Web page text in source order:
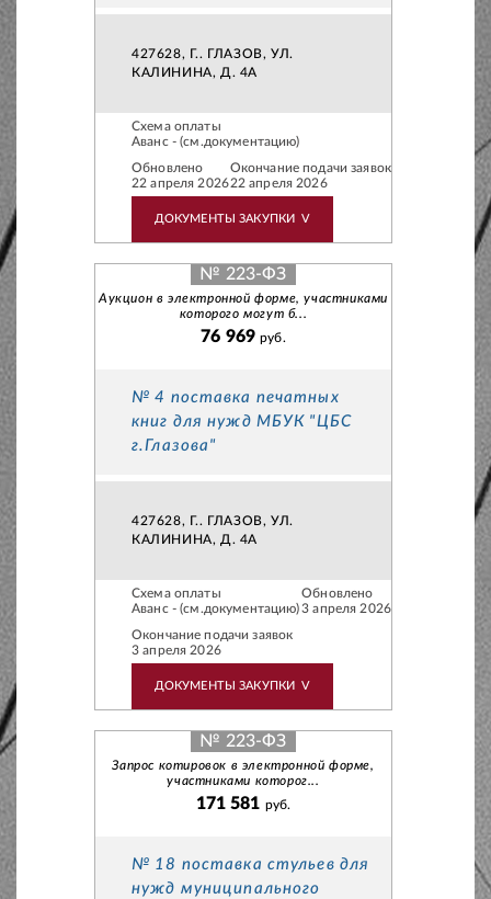
427628, Г.. ГЛАЗОВ, УЛ.
КАЛИНИНА, Д. 4А
Схема оплаты
Аванс - (см.документацию)
Обновлено
22 апреля 2026
Окончание подачи заявок
22 апреля 2026
ДОКУМЕНТЫ ЗАКУПКИ V
№ 223-ФЗ
Аукцион в электронной форме, участниками
которого могут б...
76 969руб.
№ 4 поставка печатных
книг для нужд МБУК "ЦБС
г.Глазова"
427628, Г.. ГЛАЗОВ, УЛ.
КАЛИНИНА, Д. 4А
Схема оплаты
Аванс - (см.документацию)
Обновлено
3 апреля 2026
Окончание подачи заявок
3 апреля 2026
ДОКУМЕНТЫ ЗАКУПКИ V
№ 223-ФЗ
Запрос котировок в электронной форме,
участниками которог...
171 581 руб.
№ 18 поставка стульев для
нужд муниципального